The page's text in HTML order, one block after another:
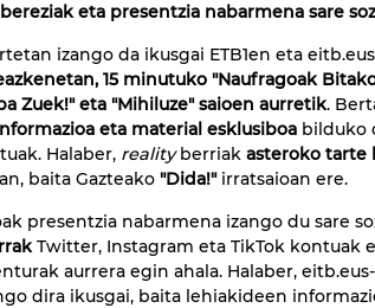
eta presentzia nabarmena sare
izango da ikusgai ETB1en eta
15 minutuko "Naufragoak
Zuek!" eta "Mihiluze" saioen aurretik.
eta material esklusiboa bilduko
Halaber, realityberriak asteroko tarte
baita Gazteako "Dida!"irratsaioan ere.
presentzia nabarmena izango du sare
Twitter, Instagram eta TikTok kontuak
aurrera egin ahala. Halaber,
dira ikusgai, baita lehiakideen